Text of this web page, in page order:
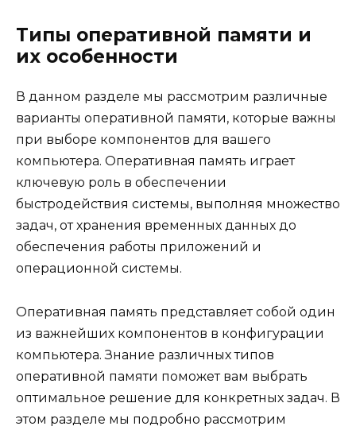
Типы оперативной памяти и
их особенности
В данном разделе мы рассмотрим различные
варианты оперативной памяти, которые важны
при выборе компонентов для вашего
компьютера. Оперативная память играет
ключевую роль в обеспечении
быстродействия системы, выполняя множество
задач, от хранения временных данных до
обеспечения работы приложений и
операционной системы.
Оперативная память представляет собой один
из важнейших компонентов в конфигурации
компьютера. Знание различных типов
оперативной памяти поможет вам выбрать
оптимальное решение для конкретных задач. В
этом разделе мы подробно рассмотрим